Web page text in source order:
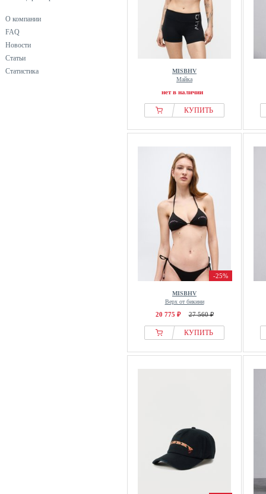
О компании
FAQ
Новости
Статьи
Статистика
MISBHV
Майка
нет в наличии
КУПИТЬ
-25%
MISBHV
Верх от бикини
20 775 ₽ 27 560 ₽
КУПИТЬ